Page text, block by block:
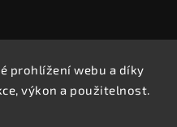
prohlížení webu a díky
výkon a použitelnost.
. Všechna práva vyhrazena.
cookies